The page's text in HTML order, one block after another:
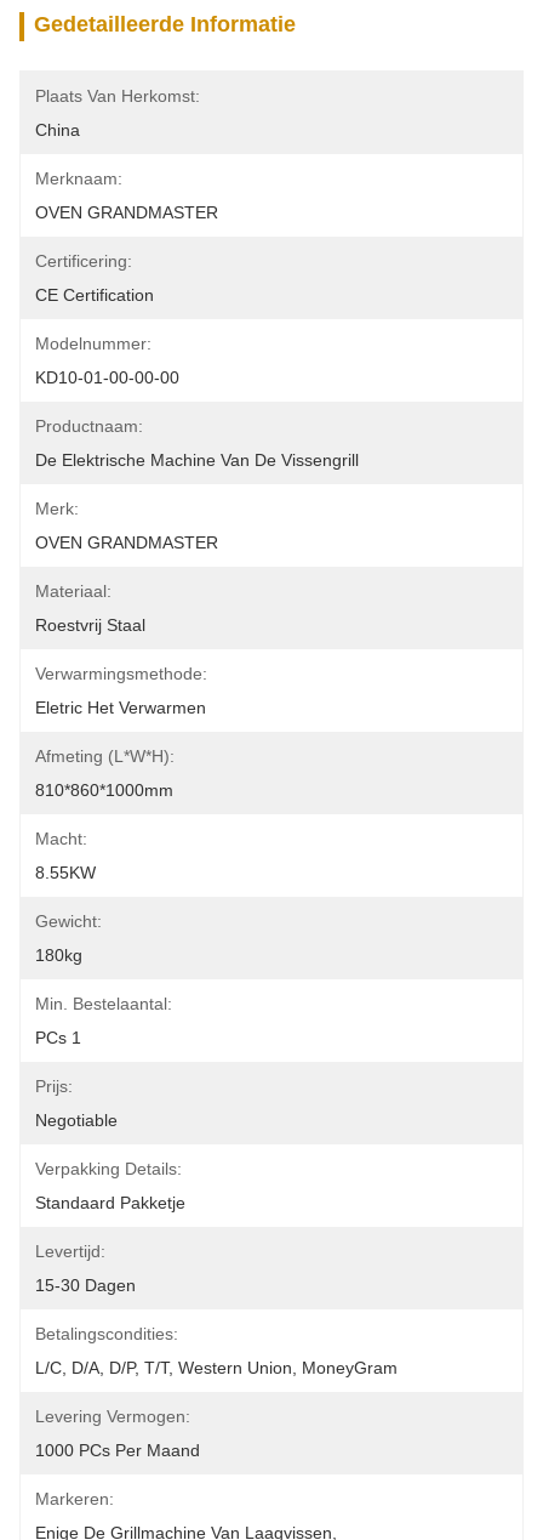
Gedetailleerde Informatie
Plaats Van Herkomst:
China
Merknaam:
OVEN GRANDMASTER
Certificering:
CE Certification
Modelnummer:
KD10-01-00-00-00
Productnaam:
De Elektrische Machine Van De Vissengrill
Merk:
OVEN GRANDMASTER
Materiaal:
Roestvrij Staal
Verwarmingsmethode:
Eletric Het Verwarmen
Afmeting (L*W*H):
810*860*1000mm
Macht:
8.55KW
Gewicht:
180kg
Min. Bestelaantal:
PCs 1
Prijs:
Negotiable
Verpakking Details:
Standaard Pakketje
Levertijd:
15-30 Dagen
Betalingscondities:
L/C, D/A, D/P, T/T, Western Union, MoneyGram
Levering Vermogen:
1000 PCs Per Maand
Markeren:
Enige De Grillmachine Van Laagvissen